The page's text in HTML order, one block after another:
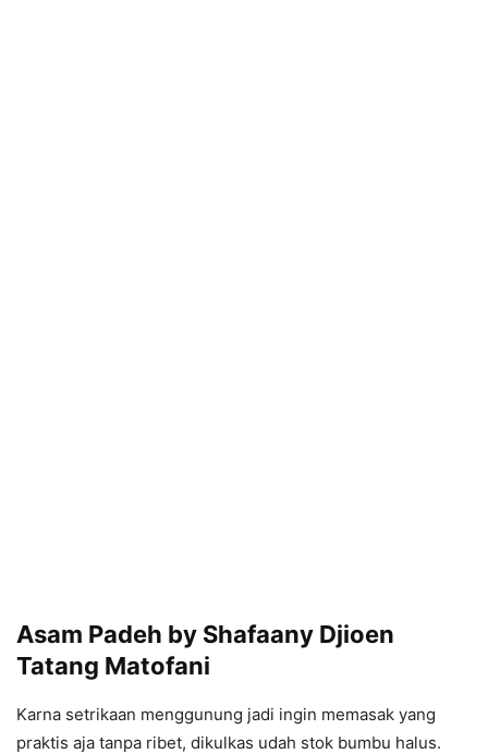
Asam Padeh by Shafaany Djioen
Tatang Matofani
Karna setrikaan menggunung jadi ingin memasak yang
praktis aja tanpa ribet, dikulkas udah stok bumbu halus.